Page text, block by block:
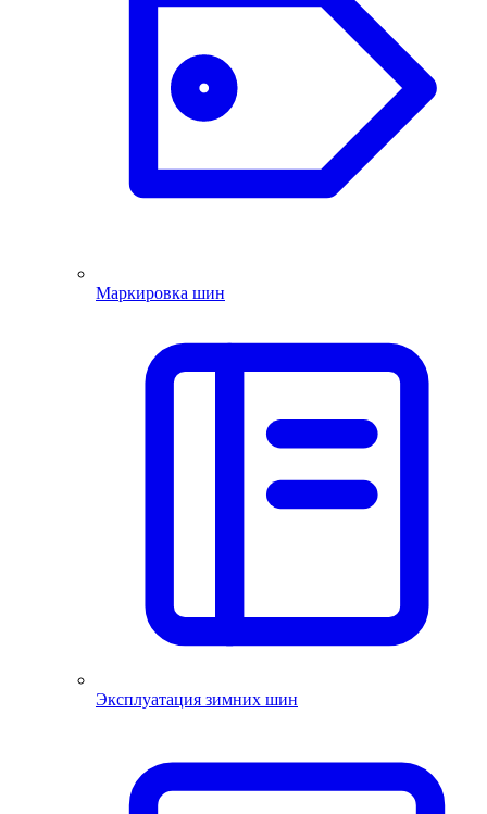
Маркировка шин
Эксплуатация зимних шин